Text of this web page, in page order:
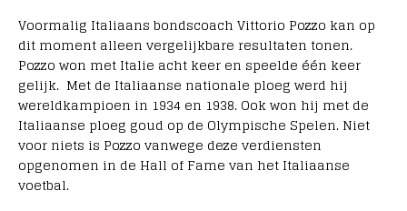
Voormalig Italiaans bondscoach Vittorio Pozzo kan op
dit moment alleen vergelijkbare resultaten tonen.
Pozzo won met Italie acht keer en speelde één keer
gelijk. Met de Italiaanse nationale ploeg werd hij
wereldkampioen in 1934 en 1938. Ook won hij met de
Italiaanse ploeg goud op de Olympische Spelen. Niet
voor niets is Pozzo vanwege deze verdiensten
opgenomen in de Hall of Fame van het Italiaanse
voetbal.